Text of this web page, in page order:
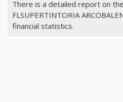
There is a detailed report on
FLSUPERTINTORIA
financial statistics.